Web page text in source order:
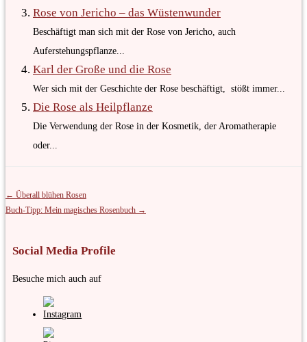
Rose von Jericho – das Wüstenwunder
Beschäftigt man sich mit der Rose von Jericho, auch
Auferstehungspflanze...
Karl der Große und die Rose
Wer sich mit der Geschichte der Rose beschäftigt, stößt immer...
Die Rose als Heilpflanze
Die Verwendung der Rose in der Kosmetik, der Aromatherapie
oder...
← Überall blühen Rosen
Buch-Tipp: Mein magisches Rosenbuch →
Social Media Profile
Besuche mich auch auf